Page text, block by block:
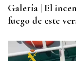
Galería | El
fuego de este